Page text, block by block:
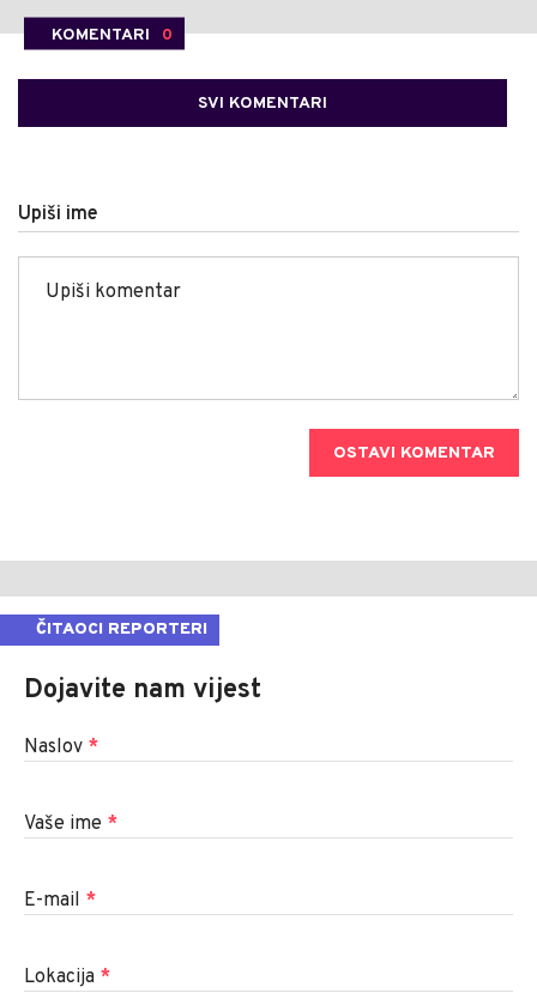
KOMENTARI 0
SVI KOMENTARI
Upiši ime
OSTAVI KOMENTAR
ČITAOCI REPORTERI
Dojavite nam vijest
Naslov *
Vaše ime *
E-mail *
Lokacija *